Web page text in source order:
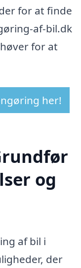
for at finde
af-bil.dk
for at
her!
og
af bil i
der